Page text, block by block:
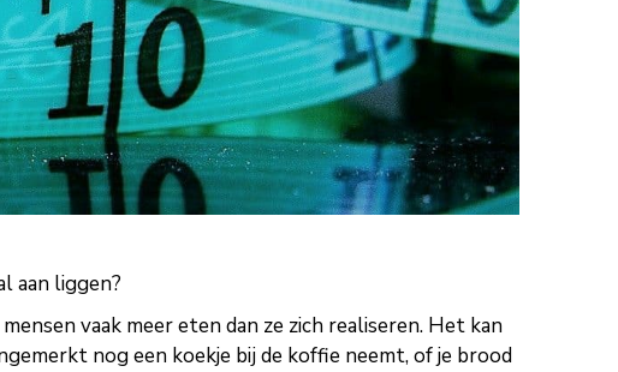
aan liggen?
vaak meer eten dan ze zich realiseren. Het kan
nog een koekje bij de koffie neemt, of je brood